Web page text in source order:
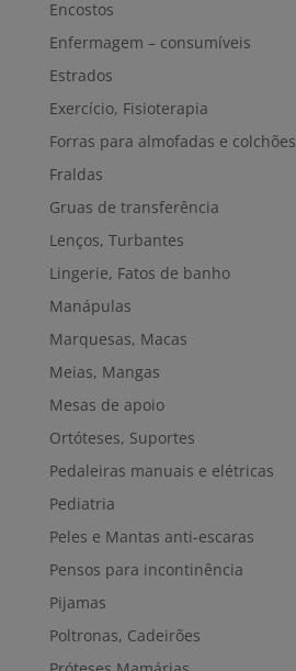
Encostos
Enfermagem – consumíveis
Estrados
Exercício, Fisioterapia
Forras para almofadas e colchões
Fraldas
Gruas de transferência
Lenços, Turbantes
Lingerie, Fatos de banho
Manápulas
Marquesas, Macas
Meias, Mangas
Mesas de apoio
Ortóteses, Suportes
Pedaleiras manuais e elétricas
Pediatria
Peles e Mantas anti-escaras
Pensos para incontinência
Pijamas
Poltronas, Cadeirões